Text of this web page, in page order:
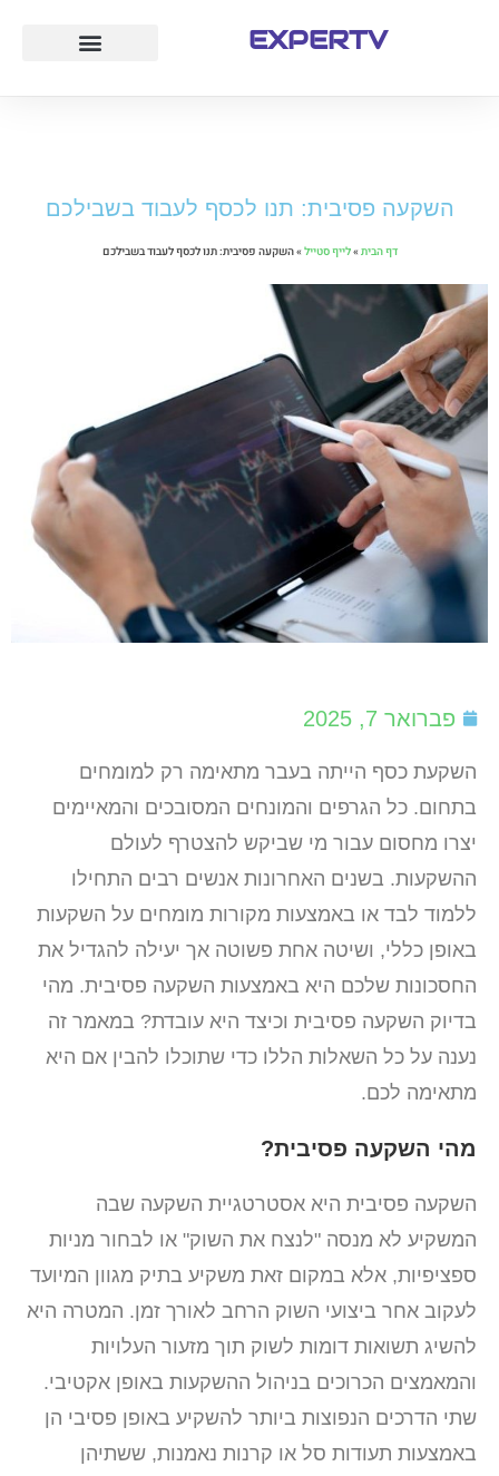
EXPERTV
השקעה פסיבית: תנו לכסף לעבוד בשבילכם
דף הבית»לייף סטייל»השקעה פסיבית: תנו לכסף לעבוד בשבילכם
פברואר 7, 2025
השקעת כסף הייתה בעבר מתאימה רק למומחים
בתחום. כל הגרפים והמונחים המסובכים והמאיימים
יצרו מחסום עבור מי שביקש להצטרף לעולם
ההשקעות. בשנים האחרונות אנשים רבים התחילו
ללמוד לבד או באמצעות מקורות מומחים על השקעות
באופן כללי, ושיטה אחת פשוטה אך יעילה להגדיל את
החסכונות שלכם היא באמצעות השקעה פסיבית. מהי
בדיוק השקעה פסיבית וכיצד היא עובדת? במאמר זה
נענה על כל השאלות הללו כדי שתוכלו להבין אם היא
מתאימה לכם.
מהי השקעה פסיבית?
השקעה פסיבית היא אסטרטגיית השקעה שבה
המשקיע לא מנסה "לנצח את השוק" או לבחור מניות
ספציפיות, אלא במקום זאת משקיע בתיק מגוון המיועד
לעקוב אחר ביצועי השוק הרחב לאורך זמן. המטרה היא
להשיג תשואות דומות לשוק תוך מזעור העלויות
והמאמצים הכרוכים בניהול ההשקעות באופן אקטיבי.
שתי הדרכים הנפוצות ביותר להשקיע באופן פסיבי הן
באמצעות תעודות סל או קרנות נאמנות, ששתיהן